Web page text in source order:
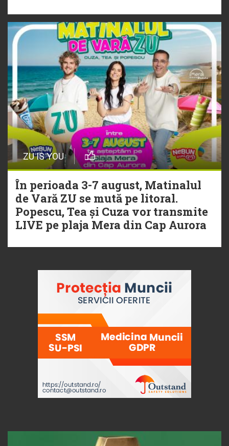
ZU IS YOU
În perioada 3-7 august, Matinalul
de Vară ZU se mută pe litoral.
Popescu, Tea și Cuza vor transmite
LIVE pe plaja Mera din Cap Aurora